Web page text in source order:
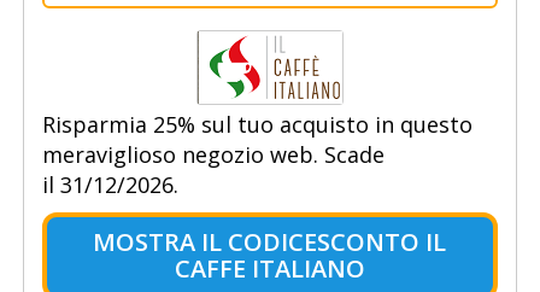
Risparmia 25% sul tuo acquisto in questo
meraviglioso negozio web. Scade
il 31/12/2026.
MOSTRA IL CODICESCONTO IL
CAFFE ITALIANO